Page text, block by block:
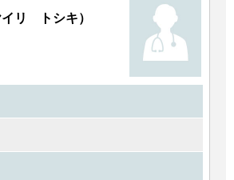
イリ トシキ）